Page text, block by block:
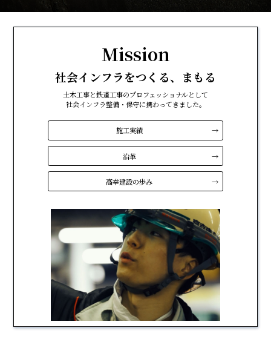
Mission
社会インフラをつくる、まもる
土木工事と鉄道工事のプロフェッショナルとして
社会インフラ整備・保守に携わってきました。
施工実績
沿革
高幸建設の歩み